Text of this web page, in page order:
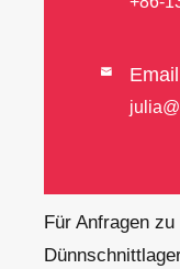
 Email
Für Anfragen